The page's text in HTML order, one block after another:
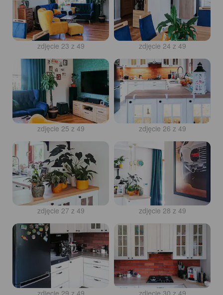
zdjęcie 23 z 49 zdjęcie 24 z 49
zdjęcie 25 z 49 zdjęcie 26 z 49
zdjęcie 27 z 49 zdjęcie 28 z 49